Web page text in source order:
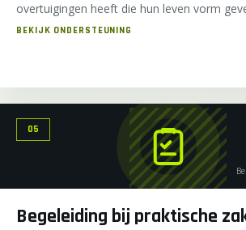
overtuigingen heeft die hun leven vorm
om je te helpen jouw weg te vinden, of het
05
Begeleiding bij praktische